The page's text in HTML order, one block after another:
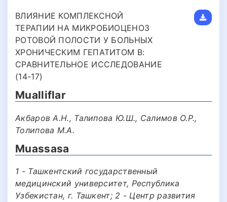
ВЛИЯНИЕ КОМПЛЕКСНОЙ
ТЕРАПИИ НА МИКРОБИОЦЕНОЗ
РОТОВОЙ ПОЛОСТИ У БОЛЬНЫХ
ХРОНИЧЕСКИМ ГЕПАТИТОМ B:
СРАВНИТЕЛЬНОЕ ИССЛЕДОВАНИЕ
(14-17)
Mualliflar
Акбаров А.Н., Талипова Ю.Ш., Салимов О.Р.,
Толипова М.А.
Muassasa
1 - Ташкентский государственный
медицинский университет, Республика
Узбекистан, г. Ташкент; 2 - Центр развития